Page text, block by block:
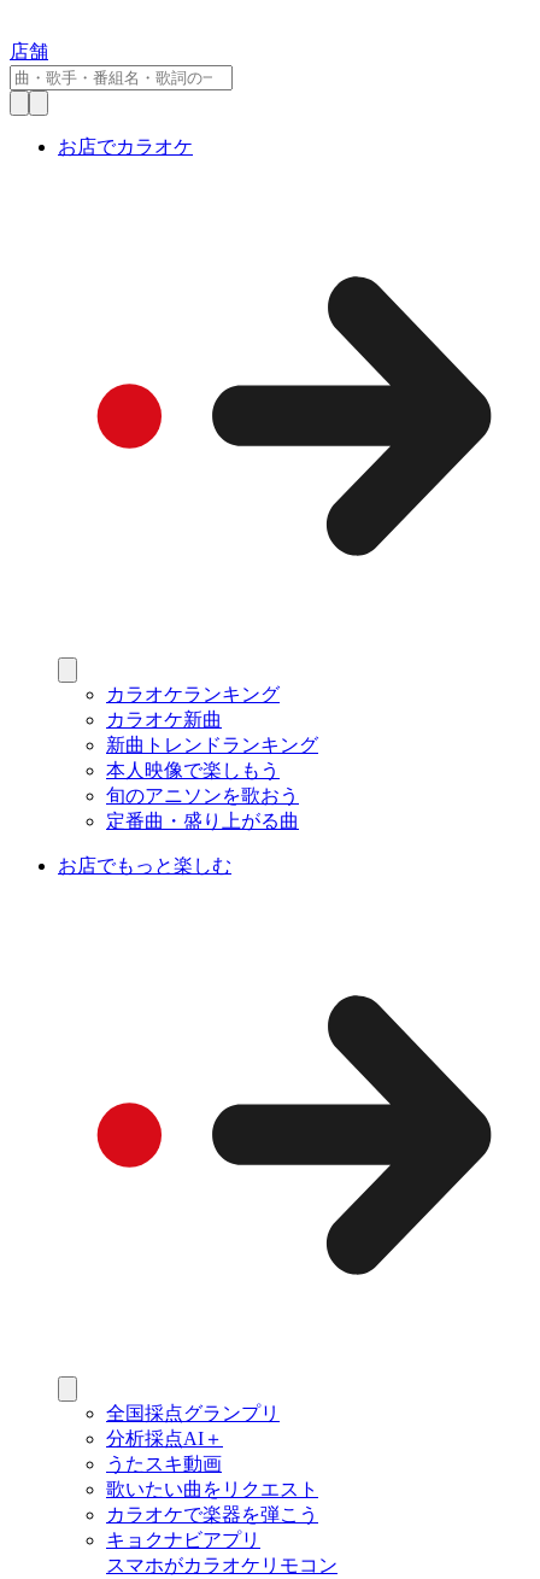
店舗
お店でカラオケ
カラオケランキング
カラオケ新曲
新曲トレンドランキング
本人映像で楽しもう
旬のアニソンを歌おう
定番曲・盛り上がる曲
お店でもっと楽しむ
全国採点グランプリ
分析採点AI＋
うたスキ動画
歌いたい曲をリクエスト
カラオケで楽器を弾こう
キョクナビアプリ
スマホがカラオケリモコン